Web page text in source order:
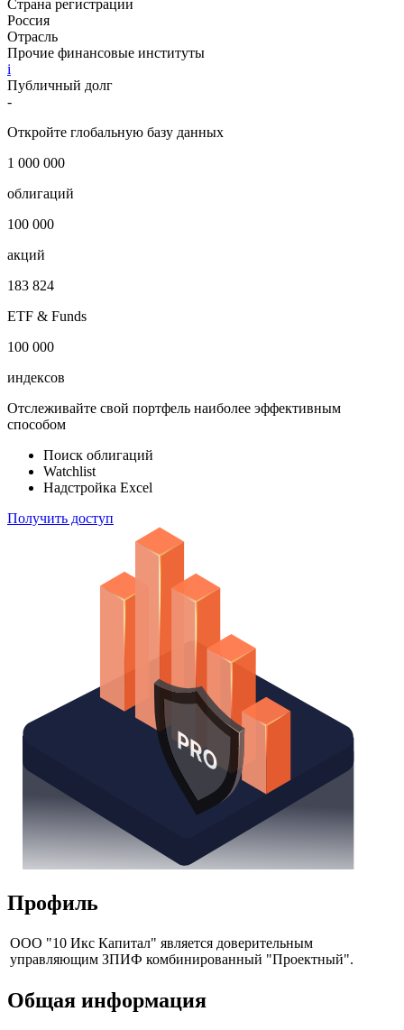
Страна регистрации
Россия
Отрасль
Прочие финансовые институты
i
Публичный долг
-
Откройте глобальную базу данных
1 000 000
облигаций
100 000
акций
183 824
ETF & Funds
100 000
индексов
Отслеживайте свой портфель наиболее эффективным
способом
Поиск облигаций
Watchlist
Надстройка Excel
Получить доступ
Профиль
ООО "10 Икс Капитал" является доверительным
управляющим ЗПИФ комбинированный "Проектный".
Общая информация